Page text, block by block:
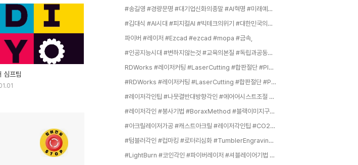
심프팀
#송길영 #경량문명 #대기업신화의종말 #AI혁명 #미래예측 #구조조정 #커리어전략 #1인기업 #지식인사이드 #생존전략,
#김대식 #AI시대 #피지컬AI #빅테크의위기 #대한민국의기회 #챗GPT #검색에서대화로 #제조업혁명 #바이브코딩 #지식인사이드,
파이버 #레이저 #Ezcad #ezcad #mopa #금속,
#인공지능시대 #변하지않는것 #교육의본질 #독립과공동체 #기초과학과인문학 #김상욱교수,
RDWorks #레이저커팅 #LaserCutting #합판절단 #PlywoodCutting #아크릴절단 #AcrylicCutting #MDF #레이저조각기 #레이저각인,
#RDWorks #레이저커팅 #LaserCutting #합판절단 #PlywoodCutting #아크릴절단 #AcrylicCutting #MDF #레이저조각기 #레이저각인,
#레이저각인팁 #나뭇결반대방향각인 #에어어시스트조절 #사진각인저전력 #정밀컷팅두께조절 #원목추천 #목재평탄보관 #디포커싱 #그을음제거 #연결성디자인 #커프보정,
#레이저각인 #붕사기법 #BoraxMethod #블랙이미지구현,
#아크릴레이저가공 #캐스트아크릴 #레이저각인팁 #CO2레이저 #아크릴본딩 #아크릴마스킹 #레이저커팅노하우 #아크릴스크래치제거 #아크릴휨방지 #레이저안전,
#텀블러각인 #컵마킹 #로터리심화 #TumblerEngraving #왜곡보정 #원통형마킹 #기프트샵창업 #로터리보정 #실전레이저작업,
#LightBurn #코인각인 #파이버레이저 #셔블레이어기법 #레이저각인팁 #입체각인 #불린연산 #전문가급각인,